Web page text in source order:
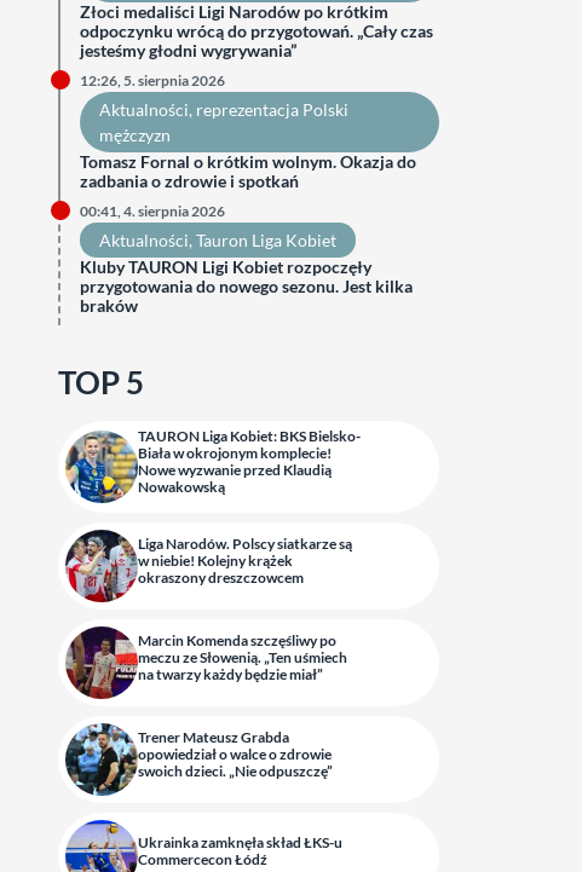
Złoci medaliści Ligi Narodów po krótkim
odpoczynku wrócą do przygotowań. „Cały czas
jesteśmy głodni wygrywania”
12:26, 5. sierpnia 2026
Aktualności, reprezentacja Polski
mężczyzn
Tomasz Fornal o krótkim wolnym. Okazja do
zadbania o zdrowie i spotkań
00:41, 4. sierpnia 2026
Aktualności, Tauron Liga Kobiet
Kluby TAURON Ligi Kobiet rozpoczęły
przygotowania do nowego sezonu. Jest kilka
braków
TOP 5
TAURON Liga Kobiet: BKS Bielsko-
Biała w okrojonym komplecie!
Nowe wyzwanie przed Klaudią
Nowakowską
Liga Narodów. Polscy siatkarze są
w niebie! Kolejny krążek
okraszony dreszczowcem
Marcin Komenda szczęśliwy po
meczu ze Słowenią. „Ten uśmiech
na twarzy każdy będzie miał”
Trener Mateusz Grabda
opowiedział o walce o zdrowie
swoich dzieci. „Nie odpuszczę”
Ukrainka zamknęła skład ŁKS-u
Commercecon Łódź